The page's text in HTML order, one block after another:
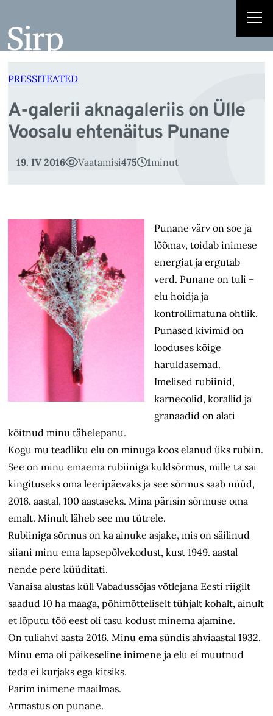
juurde
PRESSITEATED
A-galerii aknagaleriis on Ülle
Voosalu ehtenäitus Punane
19. IV 2016 Vaatamisi475 1minut
Punane värv on soe ja
lõõmav, toidab inimese
energiat ja ergutab
verd. Punane on tuli –
elu hoidja ja
kontrollimatuna ohtlik.
Punased kivimid on
looduses kõige
haruldasemad.
Imelised rubiinid,
karneoolid, korallid ja
granaadid on alati
köitnud minu tähelepanu.
Kogu mu teadliku elu on minuga koos elanud üks rubiin.
See on minu emaema rubiiniga kuldsõrmus, mille ta sai
kingituseks oma leeripäevaks ja see sõrmus saab nüüd,
2016. aastal, 100 aastaseks. Mina pärisin sõrmuse oma
emalt. Minult läheb see mu tütrele.
Rubiiniga sõrmus on ka ainuke asjake, mis on säilinud
siiani minu ema lapsepõlvekodust, kust 1949. aastal
nende pere küüditati.
Vanaisa alustas küll Vabadussõjas võtlejana Eesti riigilt
saadud 10 ha maaga, põhimõtteliselt tühjalt kohalt, ainult
et lõputu töö eest oli tasu kodust minema ajamine.
On tuliahvi aasta 2016. Minu ema sündis ahviaastal 1932.
Minu ema oli päikeseline inimene ja elu ei muutnud
teda ei kurjaks ega kitsiks.
Parim inimene maailmas.
Armastus on punane.